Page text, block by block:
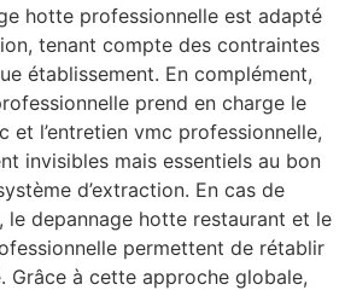
hotte professionnelle est adapté
tenant compte des contraintes
établissement. En complément,
prend en charge le
et l’entretien vmc professionnelle,
invisibles mais essentiels au bon
d’extraction. En cas de
le depannage hotte restaurant et le
permettent de rétablir
Grâce à cette approche globale,